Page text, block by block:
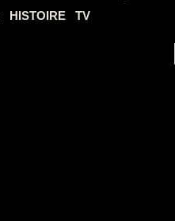
HISTOIRE TV